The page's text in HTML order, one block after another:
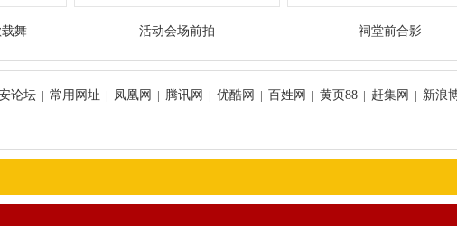
舞 活动会场前拍 祠堂前合影
论坛| 常用网址 | 凤凰网 | 腾讯网 | 优酷网 | 百姓网 | 黄页88| 赶集网 | 新浪